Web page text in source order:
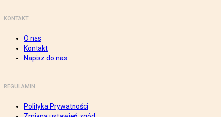
KONTAKT
O nas
Kontakt
Napisz do nas
REGULAMIN
Polityka Prywatności